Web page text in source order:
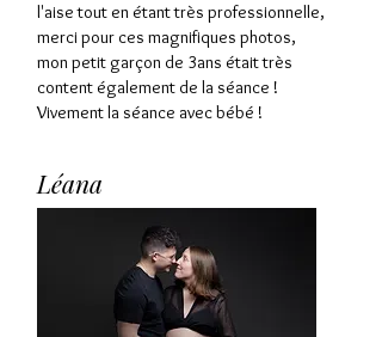
l'aise tout en étant très professionnelle,
merci pour ces magnifiques photos,
mon petit garçon de 3ans était très
content également de la séance !
Vivement la séance avec bébé !
Léana